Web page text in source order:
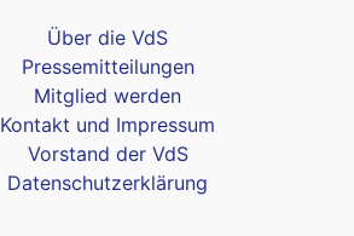
Über die VdS
Pressemitteilungen
Mitglied werden
Kontakt und Impressum
Vorstand der VdS
Datenschutzerklärung